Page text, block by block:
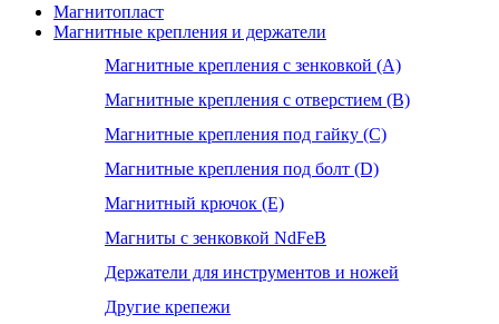
Магнитопласт
Магнитные крепления и держатели
Магнитные крепления с зенковкой (А)
Магнитные крепления с отверстием (В)
Магнитные крепления под гайку (С)
Магнитные крепления под болт (D)
Магнитный крючок (Е)
Магниты с зенковкой NdFeB
Держатели для инструментов и ножей
Другие крепежи